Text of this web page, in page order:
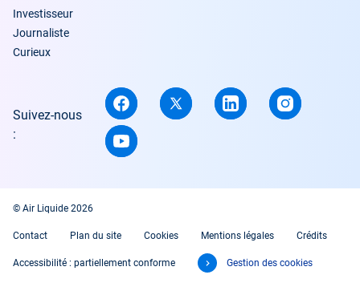
Investisseur
Journaliste
Curieux
Suivez-nous
:
© Air Liquide 2026
Contact Plan du site Cookies Mentions légales Crédits
Accessibilité : partiellement conforme Gestion des cookies